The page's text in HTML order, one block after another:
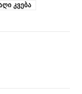
კვება